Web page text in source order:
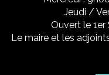
Jeudi /
Ouvert le
Le maire et les